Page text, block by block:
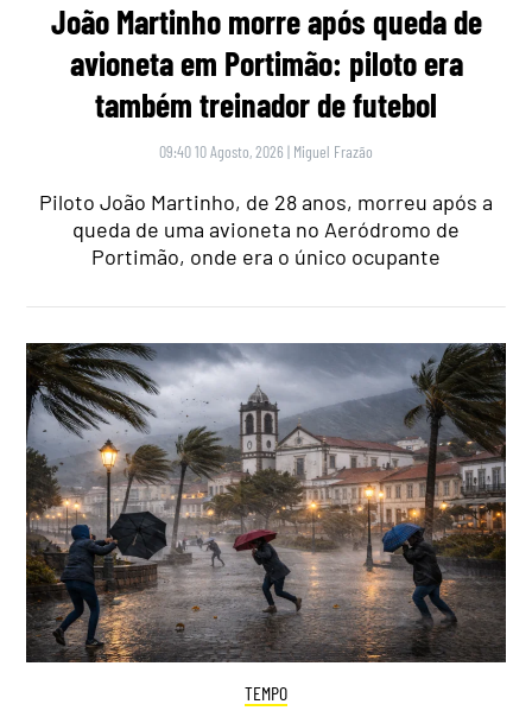
João Martinho morre após queda de
avioneta em Portimão: piloto era
também treinador de futebol
09:40 10 Agosto, 2026 | Miguel Frazão
Piloto João Martinho, de 28 anos, morreu após a
queda de uma avioneta no Aeródromo de
Portimão, onde era o único ocupante
TEMPO